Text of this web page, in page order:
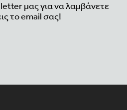
μας για να λαμβάνετε
το email σας!